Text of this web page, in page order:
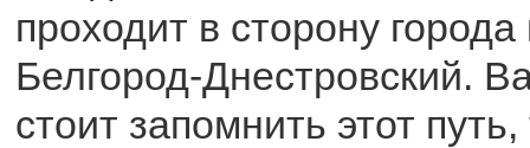
проходит в сторону
Белгород-Днестровский.
стоит запомнить этот